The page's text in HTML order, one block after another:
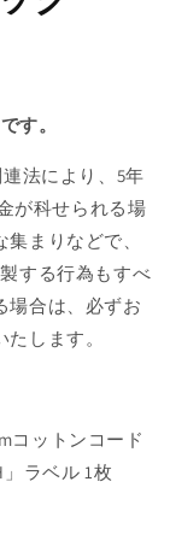
す。
法により、5年
が科せられる場
まりなどで、
する行為もすべ
場合は、必ずお
します。
コットンコード
」ラベル 1枚